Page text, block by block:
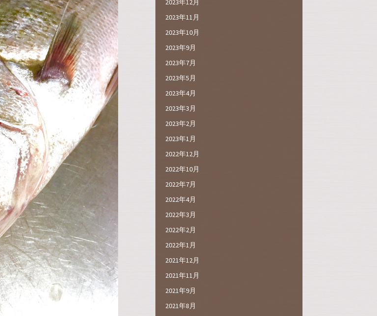
2023年12月
2023年11月
2023年10月
2023年9月
2023年7月
2023年5月
2023年4月
2023年3月
2023年2月
2023年1月
2022年12月
2022年10月
2022年7月
2022年4月
2022年3月
2022年2月
2022年1月
2021年12月
2021年11月
2021年9月
2021年8月